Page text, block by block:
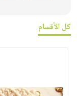
كل الأقسام